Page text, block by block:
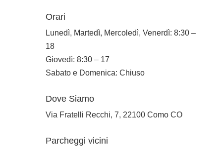
Orari
Lunedì, Martedì, Mercoledì, Venerdì: 8:30 –
18
Giovedì: 8:30 – 17
Sabato e Domenica: Chiuso
Dove Siamo
Via Fratelli Recchi, 7, 22100 Como CO
Parcheggi vicini